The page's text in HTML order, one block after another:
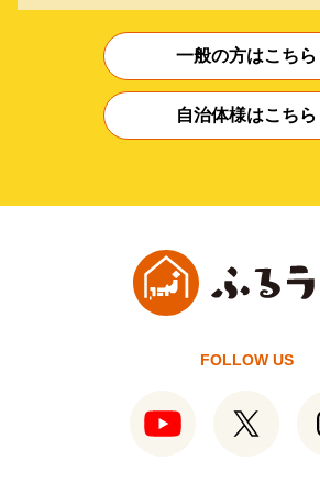
一般の方はこちら
自治体様はこちら
FOLLOW US